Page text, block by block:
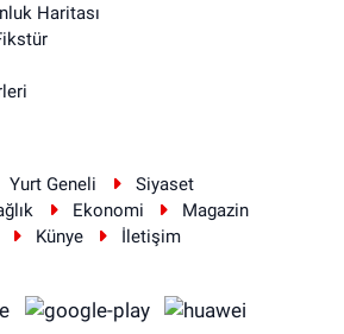
Haritası
Yurt Geneli
Siyaset
Ekonomi
Magazin
Künye
İletişim